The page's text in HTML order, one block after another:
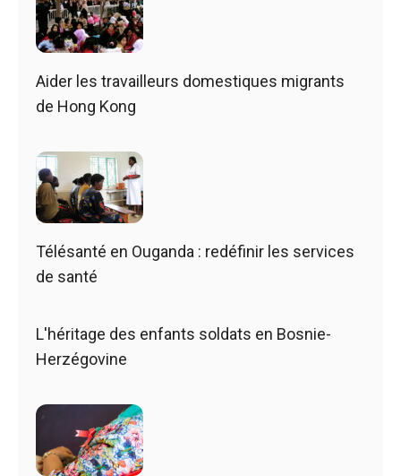
Aider les travailleurs domestiques migrants
de Hong Kong
Télésanté en Ouganda : redéfinir les services
de santé
L'héritage des enfants soldats en Bosnie-
Herzégovine